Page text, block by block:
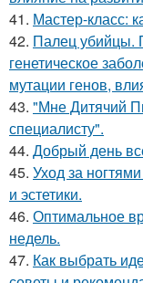
41. Мастер-класс:
42. Палец убийцы.
генетическое
мутации генов,
43. "Мне Дитячий
специалисту".
44. Добрый день
45. Уход за
и эстетики.
46. Оптимальное
недель.
47. Как выбрать